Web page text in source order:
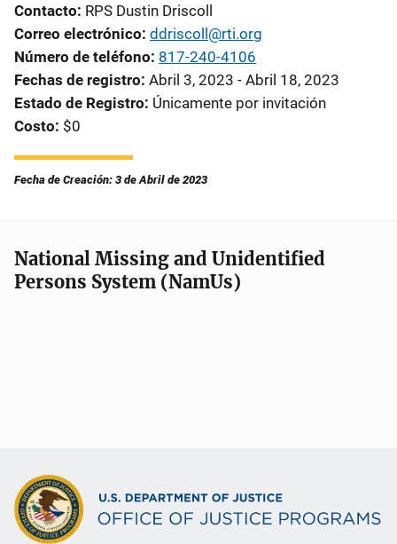
Contacto RPS Dustin Driscoll
Correo electrónico ddriscoll@rti.org
Número de teléfono 817-240-4106
Fechas de registro Abril 3, 2023 - Abril 18, 2023
Estado de Registro Únicamente por invitación
Costo $0
Fecha de Creación: 3 de Abril de 2023
National Missing and Unidentified
Persons System (NamUs)